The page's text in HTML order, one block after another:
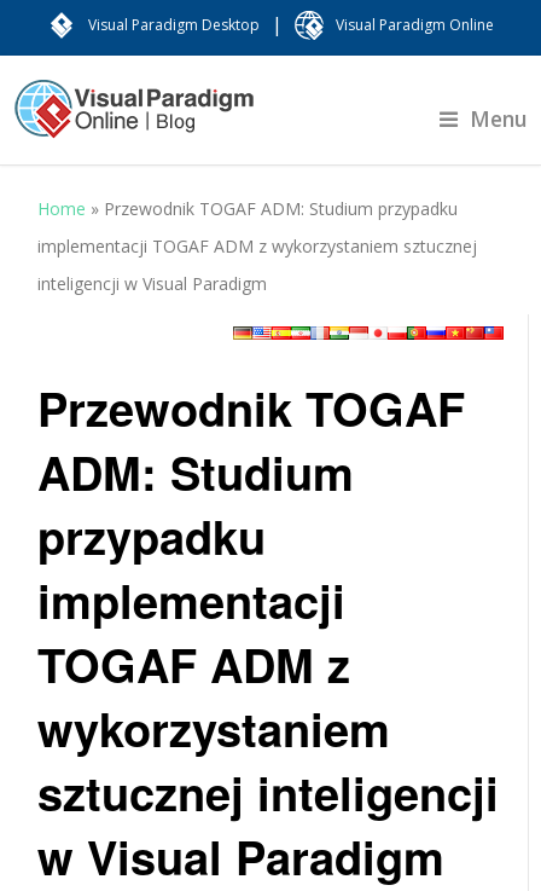
Visual Paradigm Desktop | Visual Paradigm Online
Menu
Home » Przewodnik TOGAF ADM: Studium przypadku
implementacji TOGAF ADM z wykorzystaniem sztucznej
inteligencji w Visual Paradigm
Przewodnik TOGAF
ADM: Studium
przypadku
implementacji
TOGAF ADM z
wykorzystaniem
sztucznej inteligencji
w Visual Paradigm